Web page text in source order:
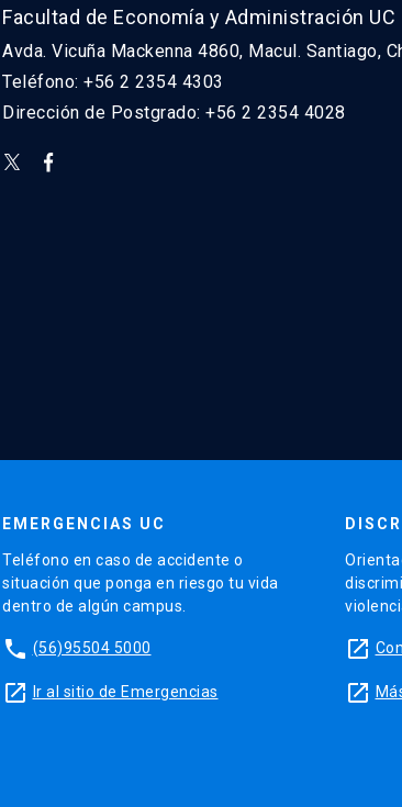
Facultad de Economía y Administración UC
Avda. Vicuña Mackenna 4860, Macul. Santiago,
Teléfono: +56 2 2354 4303
Dirección de Postgrado: +56 2 2354 4028
EMERGENCIAS UC
Teléfono en caso de accidente o
situación que ponga en riesgo tu vida
dentro de algún campus.
phone (56)95504 5000
launch Ir al sitio de Emergencias
launch
launch